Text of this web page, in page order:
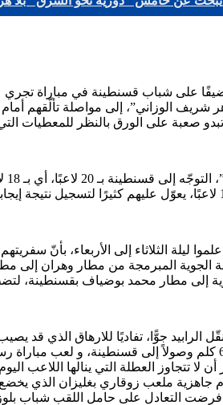
تبدو صعبة على الورق بالنظر للمعطيات
ليلة الثلاثاء إلى الأربعاء، بأنّ
الجوية المبرمجة من مطار وهران إلى
إلى مطار محمد بوضياف بقسنطينة،
جوًّا، تفاديًا للارهاق الذي قد يصيب
متن الحافلة و قطع أزيد من 670 كلم وصولاً إلى
لا تتجاوز العطلة التي ينالها اللاعب
جاهزية ملعب زوقاري بغليزان الذي
فرضت التعادل على حامل اللقب شباب